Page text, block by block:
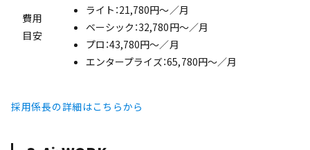
費用
目安
ライト：21,780円〜／月
ベーシック：32,780円〜／月
プロ：43,780円〜／月
エンタープライズ：65,780円〜／月
採用係長の詳細はこちらから